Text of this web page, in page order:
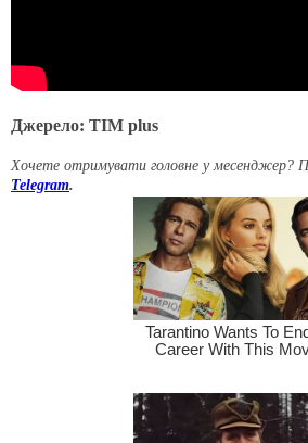
Джерело: ТІМ plus
Хочете отримувати головне у месенджер?
Telegram.